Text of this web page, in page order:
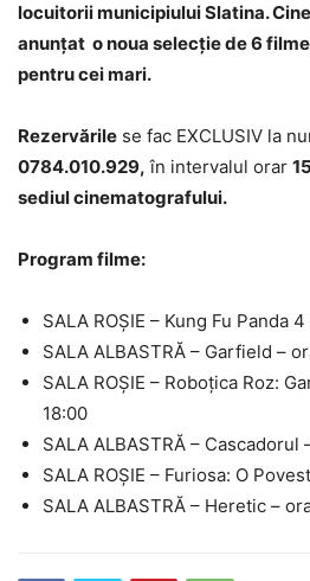
locuitorii municipiului Slatina.
anunțat o noua selecție de 6
pentru cei mari.
Rezervările se fac EXCLUSIV la
0784.010.929, în intervalul orar
sediul cinematografului.
Program filme:
SALA ROȘIE – Kung Fu Panda
SALA ALBASTRĂ – Garfield –
SALA ROȘIE – Roboțica Roz:
18:00
SALA ALBASTRĂ – Cascadorul
SALA ROȘIE – Furiosa: O
SALA ALBASTRĂ – Heretic –